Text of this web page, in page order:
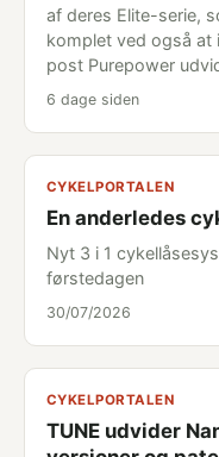
af deres Elite-serie,
komplet ved også at
post Purepower
6 dage siden
CYKELPORTALEN
En anderledes
Nyt 3 i 1
førstedagen
30/07/2026
CYKELPORTALEN
TUNE udvider